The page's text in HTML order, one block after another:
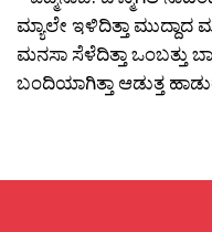
ಮ್ಯಾಲೇ ಇಳಿದಿತ್ತಾ
ಮನಸಾ ಸೆಳೆದಿತ್ತಾ ಒಂಬತ್ತು
ಬಂದಿಯಾಗಿತ್ತಾ ಆಡುತ್ತ